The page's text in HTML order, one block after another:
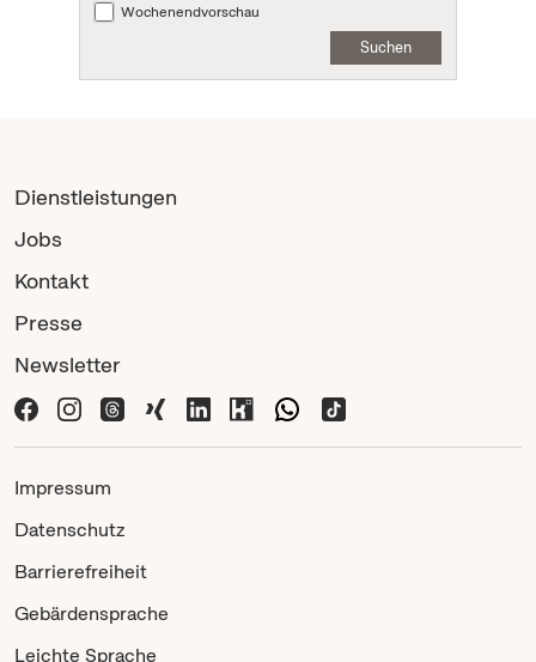
Wochenendvorschau
Suchen
Dienstleistungen
Jobs
Kontakt
Presse
Newsletter
Impressum
Datenschutz
Barrierefreiheit
Gebärdensprache
Leichte Sprache